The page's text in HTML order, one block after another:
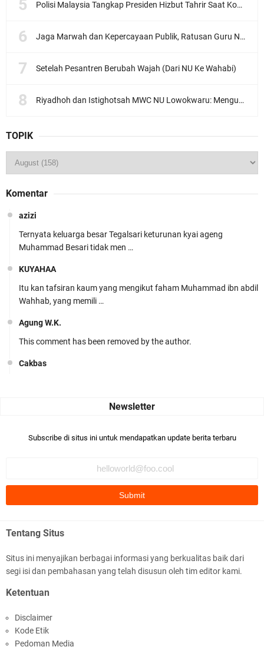
Polisi Malaysia Tangkap Presiden Hizbut Tahrir Saat Konferensi Pers
Jaga Marwah dan Kepercayaan Publik, Ratusan Guru Ngaji Kota Malang Serukan Deklarasi Ramah Anak
Setelah Pesantren Berubah Wajah (Dari NU Ke Wahabi)
Riyadhoh dan Istighotsah MWC NU Lowokwaru: Menguatkan Doa, Menjalin Ukhuwah Menyambut Muktamar NU ke-35
TOPIK
Komentar
azizi
Ternyata keluarga besar Tegalsari keturunan kyai ageng
Muhammad Besari tidak men …
KUYAHAA
Itu kan tafsiran kaum yang mengikut faham Muhammad ibn abdil
Wahhab, yang memili …
Agung W.K.
This comment has been removed by the author.
Cakbas
Bismillaah semoga pembuat artikel Alloh berikan pemahaman yg
Ada sejumlah pertanyaan kepada Anda dan jawablah dengan
mengikuti ust. K …
Anonymous
Subscribe di situs ini untuk mendapatkan update berita terbaru
Tentang Situs
Situs ini menyajikan berbagai informasi yang berkualitas baik dari
segi isi dan pembahasan yang telah disusun oleh tim editor kami.
Ketentuan
Disclaimer
Kode Etik
Pedoman Media